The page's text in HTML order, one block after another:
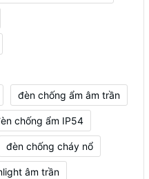
đèn chống ẩm âm trần
chống ẩm IP54
đèn chống cháy nổ
âm trần